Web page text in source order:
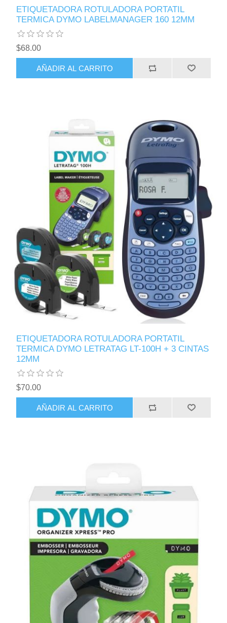
ETIQUETADORA ROTULADORA PORTATIL
TERMICA DYMO LABELMANAGER 160 12MM
$68.00
AÑADIR AL CARRITO
ETIQUETADORA ROTULADORA PORTATIL
TERMICA DYMO LETRATAG LT-100H + 3 CINTAS
12MM
$70.00
AÑADIR AL CARRITO